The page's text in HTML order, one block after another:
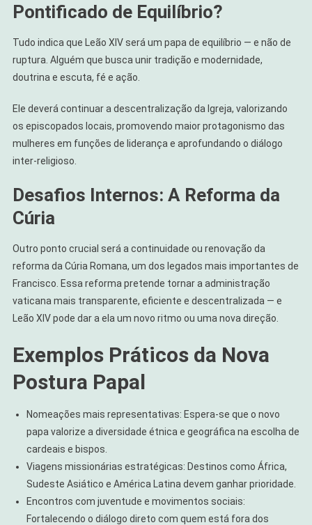
Pontificado de Equilíbrio?
Tudo indica que Leão XIV será um papa de equilíbrio — e não de
ruptura. Alguém que busca unir tradição e modernidade,
doutrina e escuta, fé e ação.
Ele deverá continuar a descentralização da Igreja, valorizando
os episcopados locais, promovendo maior protagonismo das
mulheres em funções de liderança e aprofundando o diálogo
inter-religioso.
Desafios Internos: A Reforma da
Cúria
Outro ponto crucial será a continuidade ou renovação da
reforma da Cúria Romana, um dos legados mais importantes de
Francisco. Essa reforma pretende tornar a administração
vaticana mais transparente, eficiente e descentralizada — e
Leão XIV pode dar a ela um novo ritmo ou uma nova direção.
Exemplos Práticos da Nova
Postura Papal
Nomeações mais representativas: Espera-se que o novo
papa valorize a diversidade étnica e geográfica na escolha de
cardeais e bispos.
Viagens missionárias estratégicas: Destinos como África,
Sudeste Asiático e América Latina devem ganhar prioridade.
Encontros com juventude e movimentos sociais:
Fortalecendo o diálogo direto com quem está fora dos